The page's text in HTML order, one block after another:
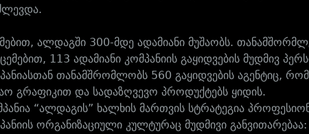
ალდაგში 300-მდე ადამიანი მუშაობს.
113 ადამიანი კომპანიის გაყიდვების მუდმივ
თანამშრომლობს 560 გაყიდვების აგენტიც,
გრაფიკით და სადაზღვევო პროდუქტებს ყიდის.
“ალდაგის” ხალხის მართვის სტრატეგია
ორგანიზაციული კულტურაც მუდმივი განვითარებაა: